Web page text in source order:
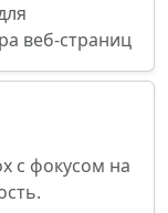
веб-страниц
с фокусом на